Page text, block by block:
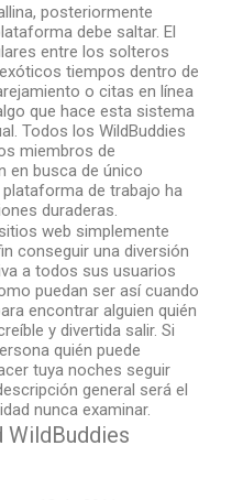
posteriormente
debe saltar. El
entre los solteros
tiempos dentro de
o citas en línea
que hace esta sistema
Todos los WildBuddies
miembros de
en busca de único
de trabajo ha
duraderas.
web simplemente
conseguir una diversión
a todos sus usuarios
puedan ser así cuando
encontrar alguien quién
y divertida salir. Si
quién puede
tuya noches seguir
general será el
nunca examinar.
WildBuddies